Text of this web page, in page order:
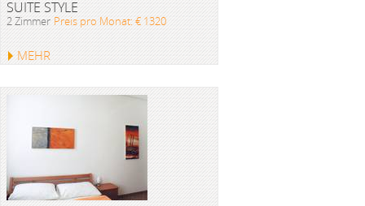
SUITE STYLE
2 Zimmer Preis pro Monat: € 1320
MEHR